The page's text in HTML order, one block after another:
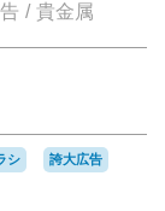
貴金属
シ
誇大広告